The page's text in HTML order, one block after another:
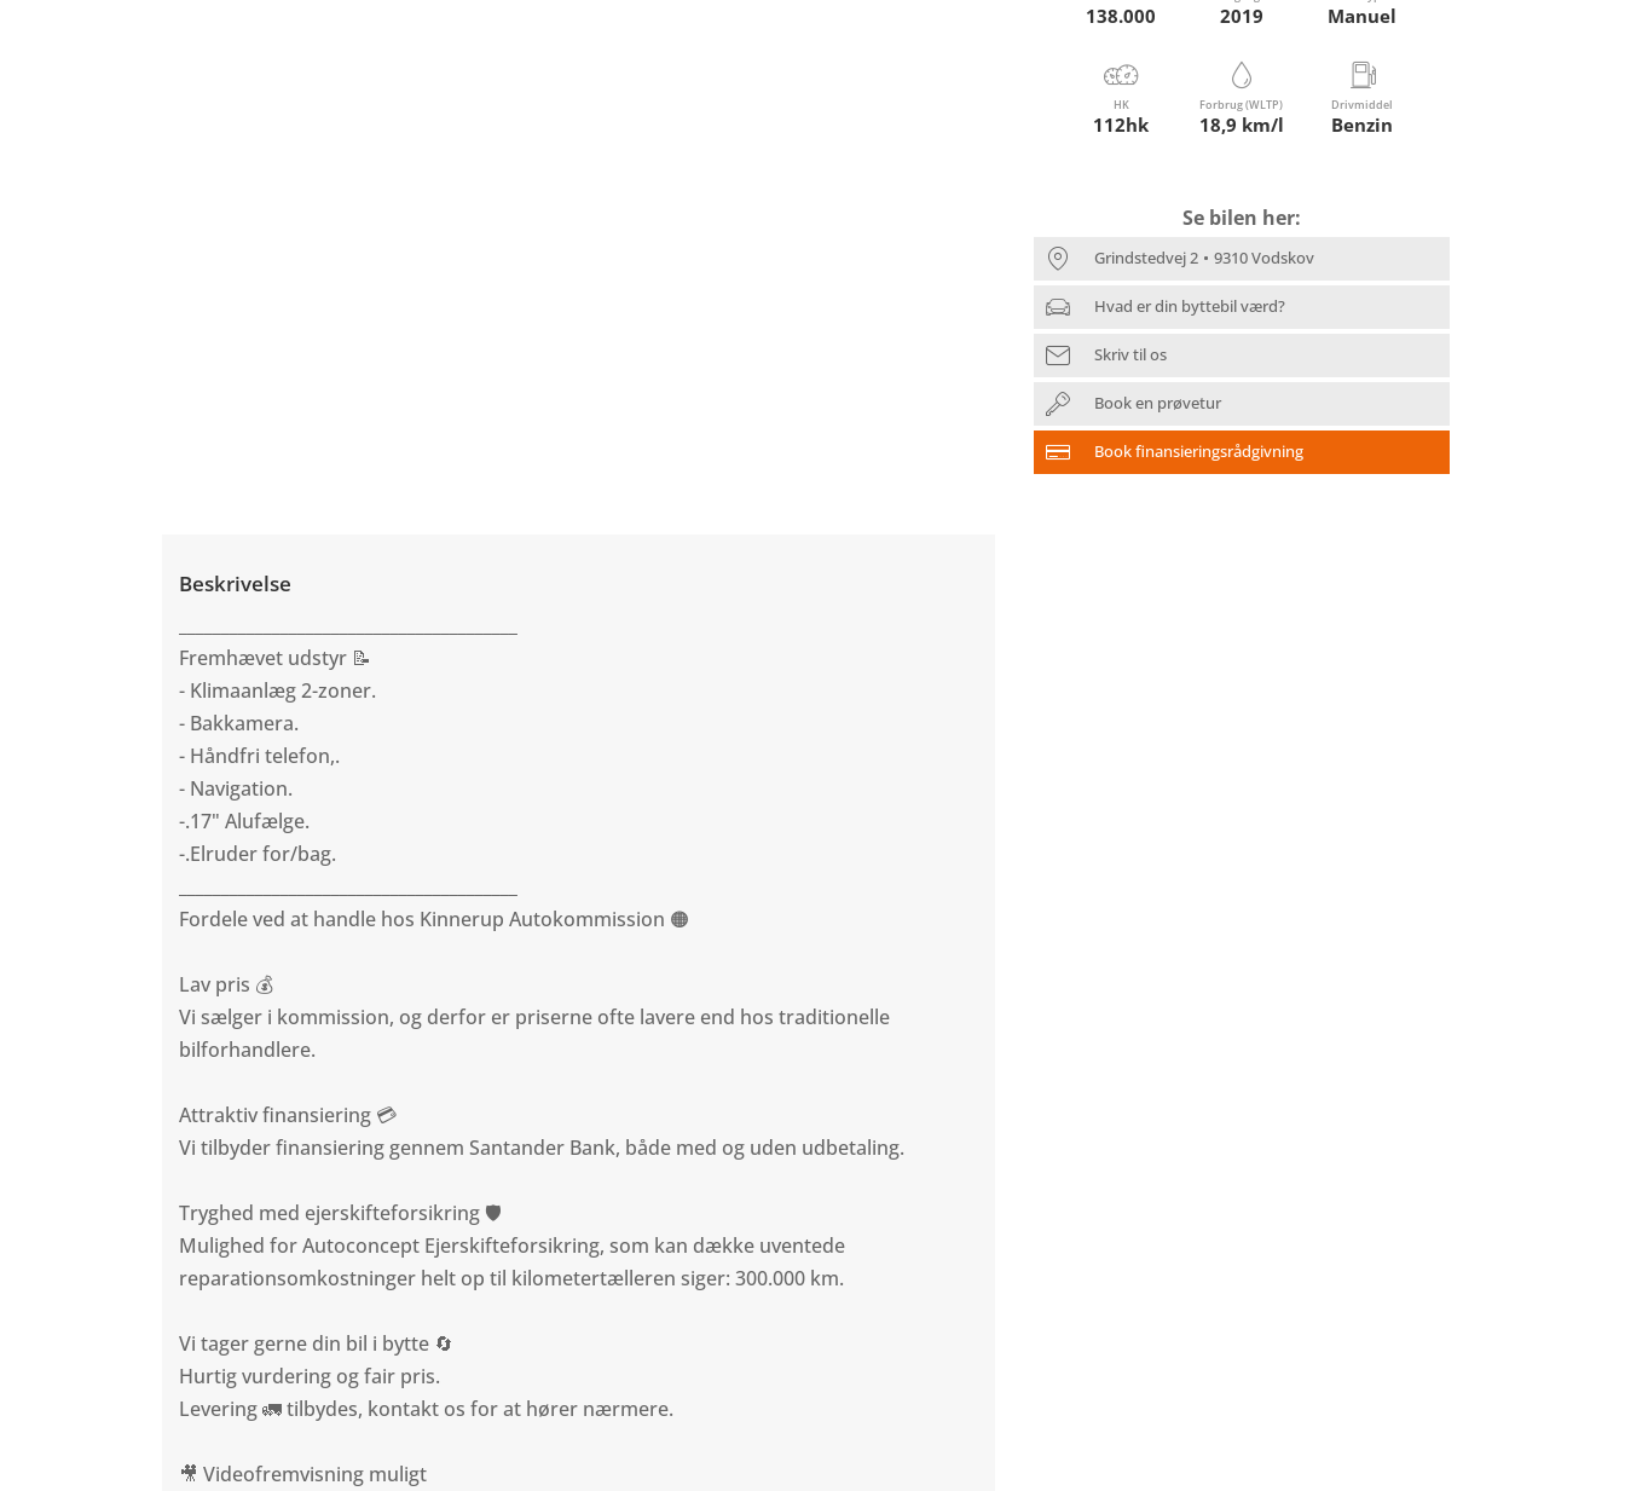
138.000 2019 Manuel
HK
112hk
Forbrug (WLTP)
18,9 km/l
Drivmiddel
Benzin
Se bilen her:
Grindstedvej 2 9310 Vodskov
Hvad er din byttebil værd?
Skriv til os
Book en prøvetur
Book finansieringsrådgivning
Beskrivelse
Fremhævet udstyr 📝
- Klimaanlæg 2-zoner.
- Bakkamera.
- Håndfri telefon,.
- Navigation.
-.17" Alufælge.
-.Elruder for/bag.
Fordele ved at handle hos Kinnerup Autokommission 🟠
Lav pris 💰
Vi sælger i kommission, og derfor er priserne ofte lavere end hos traditionelle
bilforhandlere.
Attraktiv finansiering 💳
Vi tilbyder finansiering gennem Santander Bank, både med og uden udbetaling.
Tryghed med ejerskifteforsikring 🛡️
Mulighed for Autoconcept Ejerskifteforsikring, som kan dække uventede
reparationsomkostninger helt op til kilometertælleren siger: 300.000 km.
Vi tager gerne din bil i bytte 🔄
Hurtig vurdering og fair pris.
Levering 🚛 tilbydes, kontakt os for at hører nærmere.
🎥 Videofremvisning muligt